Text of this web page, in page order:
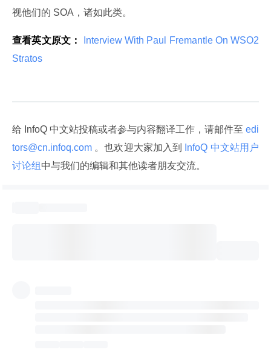
视他们的 SOA，诸如此类。
查看英文原文：
Interview With Paul Fremantle On WSO2
Stratos
给 InfoQ 中文站投稿或者参与内容翻译工作，请邮件至 edi
tors@cn.infoq.com 。也欢迎大家加入到
InfoQ 中文站用户
讨论组 中与我们的编辑和其他读者朋友交流。